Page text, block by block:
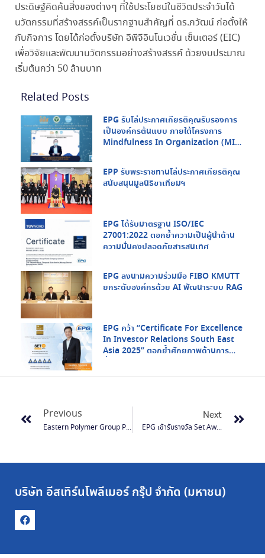
ประดิษฐ์คิดค้นสิ่งของต่างๆ ที่ใช้ประโยชน์ในชีวิตประจำวันได้
นวัตกรรมที่สร้างสรรค์เป็นรากฐานสำคัญที่ ดร.ภวัฒน์ ก่อตั้งให้
กับกิจการ โดยได้ก่อตั้งบริษัท อีพีจีอินโนเวชั่น เซ็นเตอร์ (EIC)
เพื่อวิจัยและพัฒนานวัตกรรมอย่างสร้างสรรค์ ด้วยงบประมาณ
เริ่มต้นกว่า 50 ล้านบาท
Related Posts
EPG รับโล่ประกาศเกียรติคุณรับรองการ
เป็นองค์กรต้นแบบ ภายใต้โครงการ
Mindfulness In Organization (MIO)
และ สสส.
EPP รับพระราชทานโล่ประกาศเกียรติคุณ
สนับสนุนมูลนิธิขาเทียมฯ
EPG ได้รับมาตรฐาน ISO/IEC
27001:2022 ตอกย้ำความเป็นผู้นำด้าน
ความมั่นคงปลอดภัยสารสนเทศ
EPG ลงนามความร่วมมือ FIBO KMUTT
ยกระดับองค์กรด้วย AI พัฒนาระบบ RAG
EPG คว้า “Certificate For Excellence
In Investor Relations South East
Asia 2025” ตอกย้ำศักยภาพด้านการ
Previous
Eastern Polymer Group Plc. (EPG)—Industry Innovators
Next
EPG เข้ารับรางวัล Set Award 2016 สาขา Innovative Company
บริษัท อีสเทิร์นโพลีเมอร์ กรุ๊ป จำกัด (มหาชน)